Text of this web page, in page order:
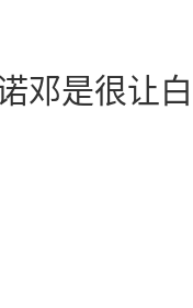
是很让白